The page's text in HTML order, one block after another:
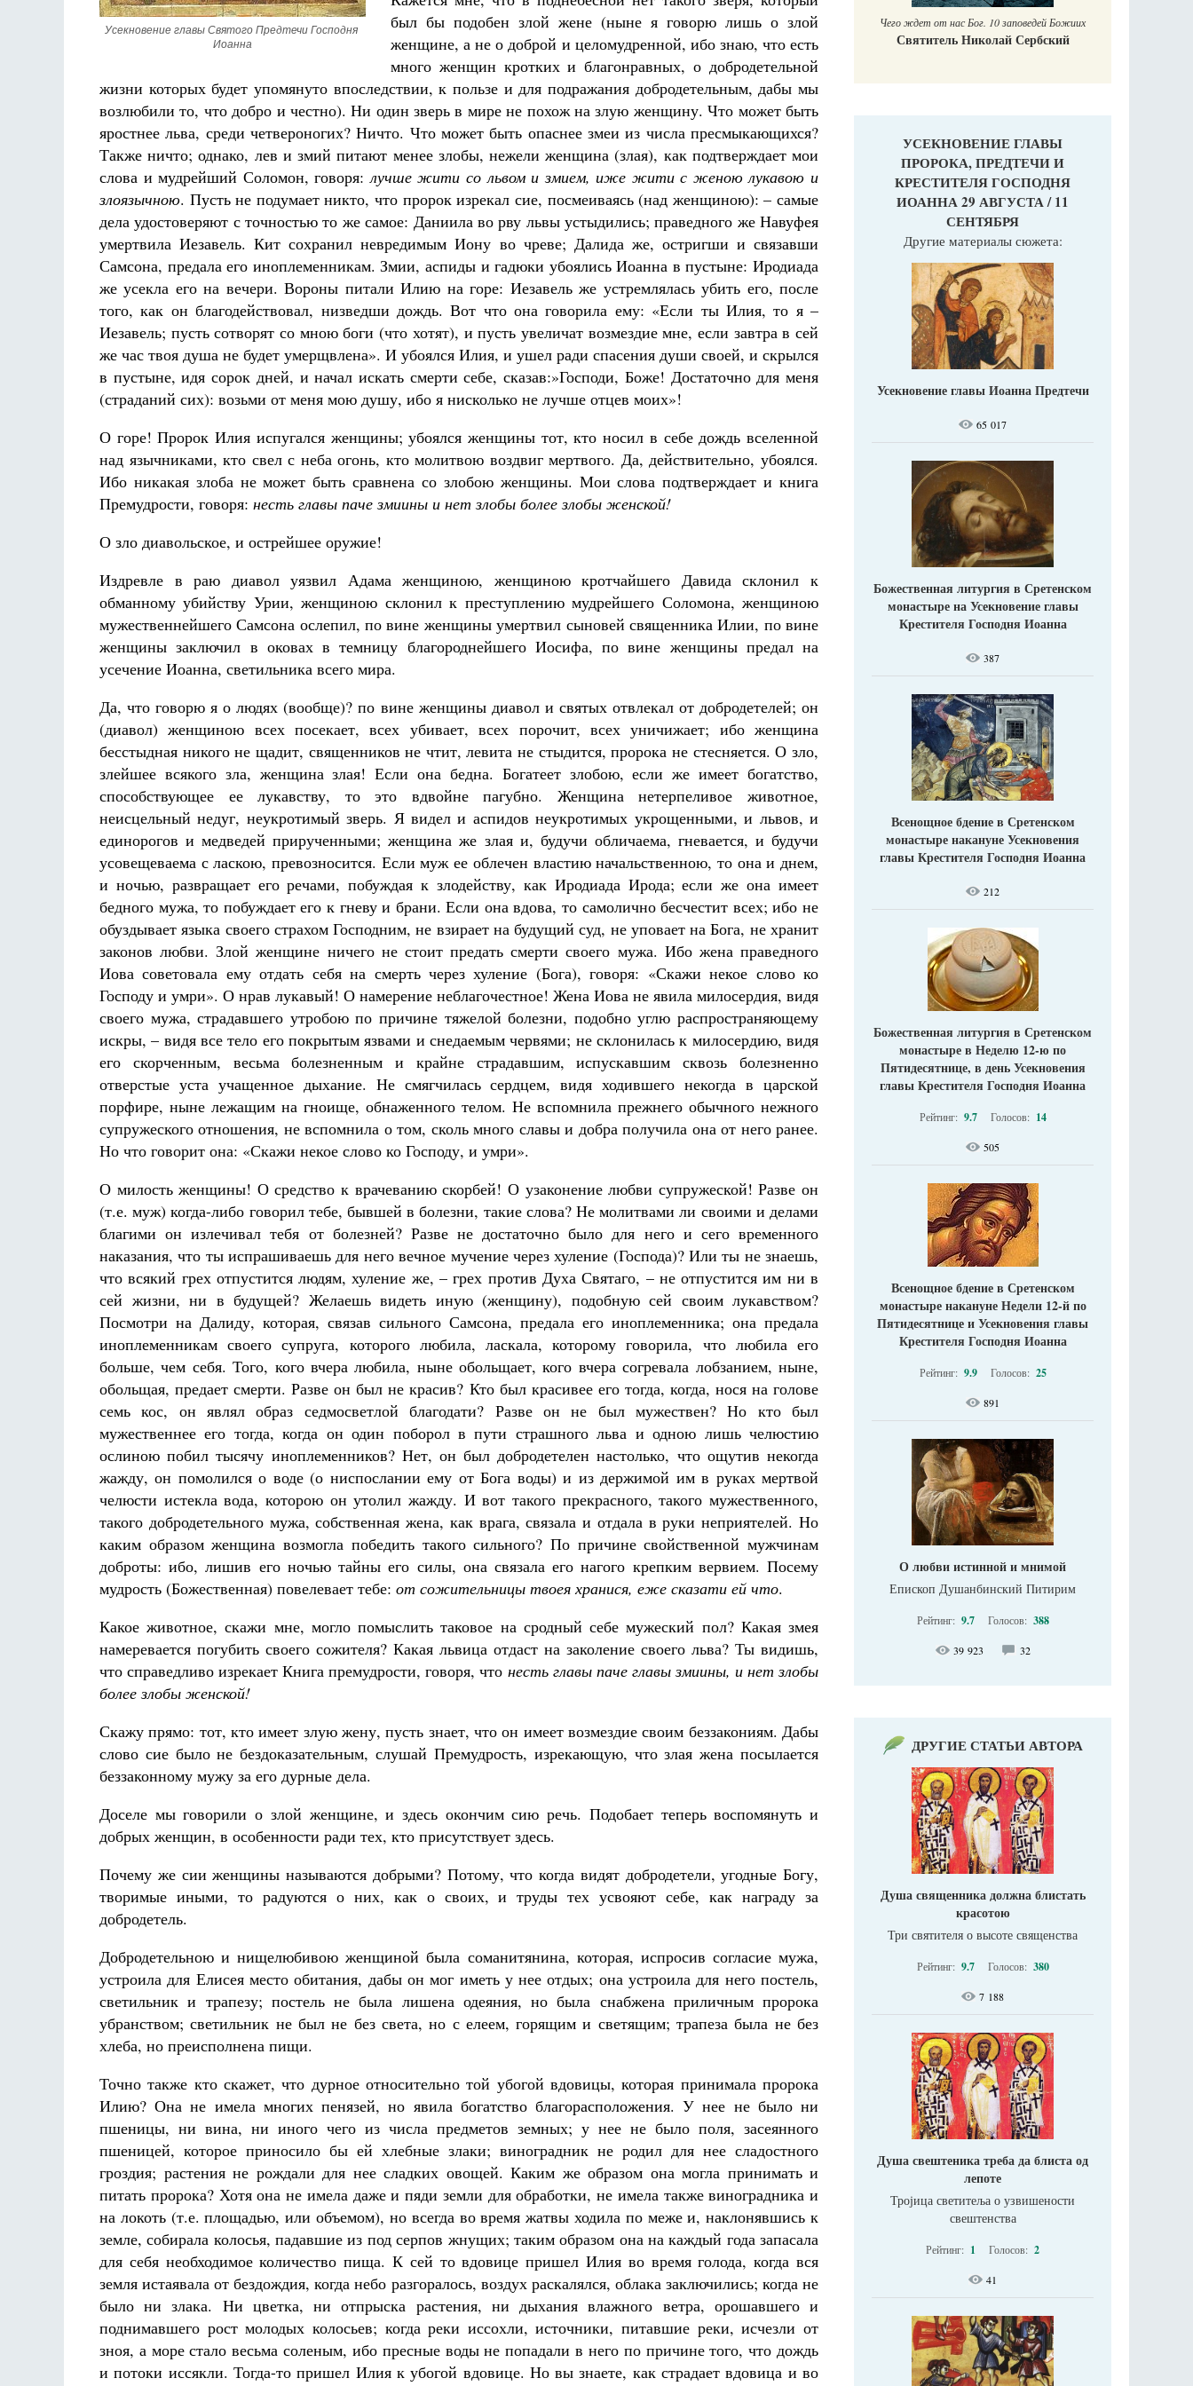
Усекновение главы Святого Предтечи Господня
Иоанна
был бы подобен злой жене (ныне я говорю лишь о злой
женщине, а не о доброй и целомудренной, ибо знаю, что есть
много женщин кротких и благонравных, о добродетельной
жизни которых будет упомянуто впоследствии, к пользе и для подражания добродетельным, дабы мы
возлюбили то, что добро и честно). Ни один зверь в мире не похож на злую женщину. Что может быть
яростнее льва, среди четвероногих? Ничто. Что может быть опаснее змеи из числа пресмыкающихся?
Также ничто; однако, лев и змий питают менее злобы, нежели женщина (злая), как подтверждает мои
слова и мудрейший Соломон, говоря:лучше жити со львом и змием, иже жити с женою лукавою и
злоязычною. Пусть не подумает никто, что пророк изрекал сие, посмеиваясь (над женщиною): – самые
дела удостоверяют с точностью то же самое: Даниила во рву львы устыдились; праведного же Навуфея
умертвила Иезавель. Кит сохранил невредимым Иону во чреве; Далида же, остригши и связавши
Самсона, предала его иноплеменникам. Змии, аспиды и гадюки убоялись Иоанна в пустыне: Иродиада
же усекла его на вечери. Вороны питали Илию на горе: Иезавель же устремлялась убить его, после
того, как он благодействовал, низведши дождь. Вот что она говорила ему: «Если ты Илия, то я –
Иезавель; пусть сотворят со мною боги (что хотят), и пусть увеличат возмездие мне, если завтра в сей
же час твоя душа не будет умерщвлена». И убоялся Илия, и ушел ради спасения души своей, и скрылся
в пустыне, идя сорок дней, и начал искать смерти себе, сказав:»Господи, Боже! Достаточно для меня
(страданий сих): возьми от меня мою душу, ибо я нисколько не лучше отцев моих»!
О горе! Пророк Илия испугался женщины; убоялся женщины тот, кто носил в себе дождь вселенной
над язычниками, кто свел с неба огонь, кто молитвою воздвиг мертвого. Да, действительно, убоялся.
Ибо никакая злоба не может быть сравнена со злобою женщины. Мои слова подтверждает и книга
Премудрости, говоря: несть главы паче змиины и нет злобы более злобы женской!
О зло диавольское, и острейшее оружие!
Издревле в раю диавол уязвил Адама женщиною, женщиною кротчайшего Давида склонил к
обманному убийству Урии, женщиною склонил к преступлению мудрейшего Соломона, женщиною
мужественнейшего Самсона ослепил, по вине женщины умертвил сыновей священника Илии, по вине
женщины заключил в оковах в темницу благороднейшего Иосифа, по вине женщины предал на
усечение Иоанна, светильника всего мира.
Да, что говорю я о людях (вообще)? по вине женщины диавол и святых отвлекал от добродетелей; он
(диавол) женщиною всех посекает, всех убивает, всех порочит, всех уничижает; ибо женщина
бесстыдная никого не щадит, священников не чтит, левита не стыдится, пророка не стесняется. О зло,
злейшее всякого зла, женщина злая! Если она бедна. Богатеет злобою, если же имеет богатство,
способствующее ее лукавству, то это вдвойне пагубно. Женщина нетерпеливое животное,
неисцельный недуг, неукротимый зверь. Я видел и аспидов неукротимых укрощенными, и львов, и
единорогов и медведей прирученными; женщина же злая и, будучи обличаема, гневается, и будучи
усовещеваема с ласкою, превозносится. Если муж ее облечен властию начальственною, то она и днем,
и ночью, развращает его речами, побуждая к злодейству, как Иродиада Ирода; если же она имеет
бедного мужа, то побуждает его к гневу и брани. Если она вдова, то самолично бесчестит всех; ибо не
обуздывает языка своего страхом Господним, не взирает на будущий суд, не уповает на Бога, не хранит
законов любви. Злой женщине ничего не стоит предать смерти своего мужа. Ибо жена праведного
Иова советовала ему отдать себя на смерть через хуление (Бога), говоря: «Скажи некое слово ко
Господу и умри». О нрав лукавый! О намерение неблагочестное! Жена Иова не явила милосердия, видя
своего мужа, страдавшего утробою по причине тяжелой болезни, подобно углю распространяющему
искры, – видя все тело его покрытым язвами и снедаемым червями; не склонилась к милосердию, видя
его скорченным, весьма болезненным и крайне страдавшим, испускавшим сквозь болезненно
отверстые уста учащенное дыхание. Не смягчилась сердцем, видя ходившего некогда в царской
порфире, ныне лежащим на гноище, обнаженного телом. Не вспомнила прежнего обычного нежного
супружеского отношения, не вспомнила о том, сколь много славы и добра получила она от него ранее.
Но что говорит она: «Скажи некое слово ко Господу, и умри».
О милость женщины! О средство к врачеванию скорбей! О узаконение любви супружеской! Разве он
(т.е. муж) когда-либо говорил тебе, бывшей в болезни, такие слова? Не молитвами ли своими и делами
благими он излечивал тебя от болезней? Разве не достаточно было для него и сего временного
наказания, что ты испрашиваешь для него вечное мучение через хуление (Господа)? Или ты не знаешь,
что всякий грех отпустится людям, хуление же, – грех против Духа Святаго, – не отпустится им ни в
сей жизни, ни в будущей? Желаешь видеть иную (женщину), подобную сей своим лукавством?
Посмотри на Далиду, которая, связав сильного Самсона, предала его иноплеменника; она предала
иноплеменникам своего супруга, которого любила, ласкала, которому говорила, что любила его
больше, чем себя. Того, кого вчера любила, ныне обольщает, кого вчера согревала лобзанием, ныне,
обольщая, предает смерти. Разве он был не красив? Кто был красивее его тогда, когда, нося на голове
семь кос, он являл образ седмосветлой благодати? Разве он не был мужествен? Но кто был
мужественнее его тогда, когда он один поборол в пути страшного льва и одною лишь челюстию
ослиною побил тысячу иноплеменников? Нет, он был добродетелен настолько, что ощутив некогда
жажду, он помолился о воде (о ниспослании ему от Бога воды) и из держимой им в руках мертвой
челюсти истекла вода, которою он утолил жажду. И вот такого прекрасного, такого мужественного,
такого добродетельного мужа, собственная жена, как врага, связала и отдала в руки неприятелей. Но
каким образом женщина возмогла победить такого сильного? По причине свойственной мужчинам
доброты: ибо, лишив его ночью тайны его силы, она связала его нагого крепким вервием. Посему
мудрость (Божественная) повелевает тебе: от сожительницы твоея хранися, еже сказати ей что.
Какое животное, скажи мне, могло помыслить таковое на сродный себе мужеский пол? Какая змея
намеревается погубить своего сожителя? Какая львица отдаст на заколение своего льва? Ты видишь,
что справедливо изрекает Книга премудрости, говоря, что несть главы паче главы змиины, и нет злобы
более злобы женской!
Скажу прямо: тот, кто имеет злую жену, пусть знает, что он имеет возмездие своим беззакониям. Дабы
слово сие было не бездоказательным, слушай Премудрость, изрекающую, что злая жена посылается
беззаконному мужу за его дурные дела.
Доселе мы говорили о злой женщине, и здесь окончим сию речь. Подобает теперь воспомянуть и
добрых женщин, в особенности ради тех, кто присутствует здесь.
Почему же сии женщины называются добрыми? Потому, что когда видят добродетели, угодные Богу,
творимые иными, то радуются о них, как о своих, и труды тех усвояют себе, как награду за
добродетель.
Добродетельною и нищелюбивою женщиной была соманитянина, которая, испросив согласие мужа,
устроила для Елисея место обитания, дабы он мог иметь у нее отдых; она устроила для него постель,
светильник и трапезу; постель не была лишена одеяния, но была снабжена приличным пророка
убранством; светильник не был не без света, но с елеем, горящим и светящим; трапеза была не без
хлеба, но преисполнена пищи.
Точно также кто скажет, что дурное относительно той убогой вдовицы, которая принимала пророка
Илию? Она не имела многих пенязей, но явила богатство благорасположения. У нее не было ни
пшеницы, ни вина, ни иного чего из числа предметов земных; у нее не было поля, засеянного
пшеницей, которое приносило бы ей хлебные злаки; виноградник не родил для нее сладостного
гроздия; растения не рождали для нее сладких овощей. Каким же образом она могла принимать и
питать пророка? Хотя она не имела даже и пяди земли для обработки, не имела также виноградника и
на локоть (т.е. площадью, или объемом), но всегда во время жатвы ходила по меже и, наклонявшись к
земле, собирала колосья, падавшие из под серпов жнущих; таким образом она на каждый года запасала
для себя необходимое количество пища. К сей то вдовице пришел Илия во время голода, когда вся
земля истаявала от бездождия, когда небо разгоралось, воздух раскалялся, облака заключились; когда не
было ни злака. Ни цветка, ни отпрыска растения, ни дыхания влажного ветра, орошавшего и
поднимавшего рост молодых колосьев; когда реки иссохли, источники, питавшие реки, исчезли от
зноя, а море стало весьма соленым, ибо пресные воды не попадали в него по причине того, что дождь
и потоки иссякли. Тогда-то пришел Илия к убогой вдовице. Но вы знаете, как страдает вдовица и во
Разлуки не будет
Фредерика де Грааф Как найти своё место в жизни
Кирилл Мурышев
Роман Котов Чего ждет от нас Бог. 10 заповедей Божиих
Святитель Николай Сербский
УСЕКНОВЕНИЕ ГЛАВЫ
ПРОРОКА, ПРЕДТЕЧИ И
КРЕСТИТЕЛЯ ГОСПОДНЯ
ИОАННА 29 АВГУСТА / 11
СЕНТЯБРЯ
Другие материалы сюжета:
Усекновение главы Иоанна Предтечи
65 017
Божественная литургия в Сретенском
монастыре на Усекновение главы
Крестителя Господня Иоанна
387
Всенощное бдение в Сретенском
монастыре накануне Усекновения
главы Крестителя Господня Иоанна
212
Божественная литургия в Сретенском
монастыре в Неделю 12-ю по
Пятидесятнице, в день Усекновения
главы Крестителя Господня Иоанна
Рейтинг: 9.7 Голосов: 14
505
Всенощное бдение в Сретенском
монастыре накануне Недели 12-й по
Пятидесятнице и Усекновения главы
Крестителя Господня Иоанна
Рейтинг: 9.9 Голосов: 25
891
О любви истинной и мнимой
Епископ Душанбинский Питирим
Рейтинг: 9.7 Голосов: 388
39 923 32
ДРУГИЕ СТАТЬИ АВТОРА
Душа священника должна блистать
красотою
Три святителя о высоте священства
Рейтинг: 9.7 Голосов: 380
7 188
Душа свештеника треба да блиста од
лепоте
Тројица светитеља о узвишености
свештенства
Рейтинг: 1 Голосов: 2
41